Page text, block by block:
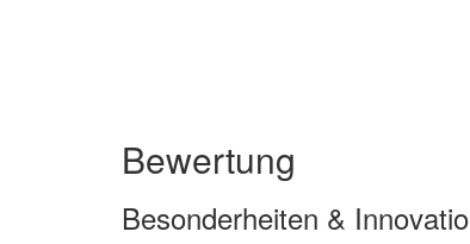
Bewertung
Besonderheiten &